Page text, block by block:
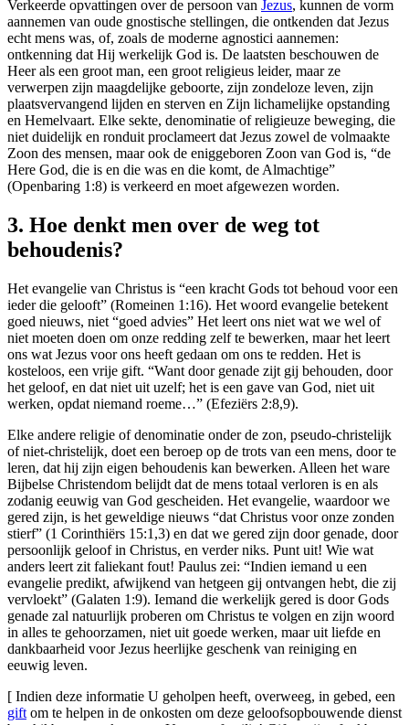
Verkeerde opvattingen over de persoon van Jezus, kunnen de vorm
aannemen van oude gnostische stellingen, die ontkenden dat Jezus
echt mens was, of, zoals de moderne agnostici aannemen:
ontkenning dat Hij werkelijk God is. De laatsten beschouwen de
Heer als een groot man, een groot religieus leider, maar ze
verwerpen zijn maagdelijke geboorte, zijn zondeloze leven, zijn
plaatsvervangend lijden en sterven en Zijn lichamelijke opstanding
en Hemelvaart. Elke sekte, denominatie of religieuze beweging, die
niet duidelijk en ronduit proclameert dat Jezus zowel de volmaakte
Zoon des mensen, maar ook de eniggeboren Zoon van God is, “de
Here God, die is en die was en die komt, de Almachtige”
(Openbaring 1:8) is verkeerd en moet afgewezen worden.
3. Hoe denkt men over de weg tot
behoudenis?
Het evangelie van Christus is “een kracht Gods tot behoud voor een
ieder die gelooft” (Romeinen 1:16). Het woord evangelie betekent
goed nieuws, niet “goed advies” Het leert ons niet wat we wel of
niet moeten doen om onze redding zelf te bewerken, maar het leert
ons wat Jezus voor ons heeft gedaan om ons te redden. Het is
kosteloos, een vrije gift. “Want door genade zijt gij behouden, door
het geloof, en dat niet uit uzelf; het is een gave van God, niet uit
werken, opdat niemand roeme…” (Efeziërs 2:8,9).
Elke andere religie of denominatie onder de zon, pseudo-christelijk
of niet-christelijk, doet een beroep op de trots van een mens, door te
leren, dat hij zijn eigen behoudenis kan bewerken. Alleen het ware
Bijbelse Christendom belijdt dat de mens totaal verloren is en als
zodanig eeuwig van God gescheiden. Het evangelie, waardoor we
gered zijn, is het geweldige nieuws “dat Christus voor onze zonden
stierf” (1 Corinthiërs 15:1,3) en dat we gered zijn door genade, door
persoonlijk geloof in Christus, en verder niks. Punt uit! Wie wat
anders leert zit faliekant fout! Paulus zei: “Indien iemand u een
evangelie predikt, afwijkend van hetgeen gij ontvangen hebt, die zij
vervloekt” (Galaten 1:9). Iemand die werkelijk gered is door Gods
genade zal natuurlijk proberen om Christus te volgen en zijn woord
in alles te gehoorzamen, niet uit goede werken, maar uit liefde en
dankbaarheid voor Jezus heerlijke geschenk van reiniging en
eeuwig leven.
[ Indien deze informatie U geholpen heeft, overweeg, in gebed, een
gift om te helpen in de onkosten om deze geloofsopbouwende dienst